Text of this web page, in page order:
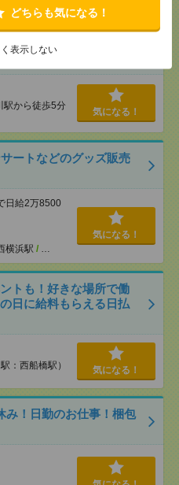
どちらも気になる！
表示しない
橋駅から徒歩5
房具の仕分け[派遣]
駅から徒歩5分
気になる！
ートなどのグッズ販売
日給2万8500
横浜駅 / …
気になる！
トも！好きな場所で働
日に給料もらえる日払
：西船橋駅） 気になる！
み！日勤のお仕事！梱包